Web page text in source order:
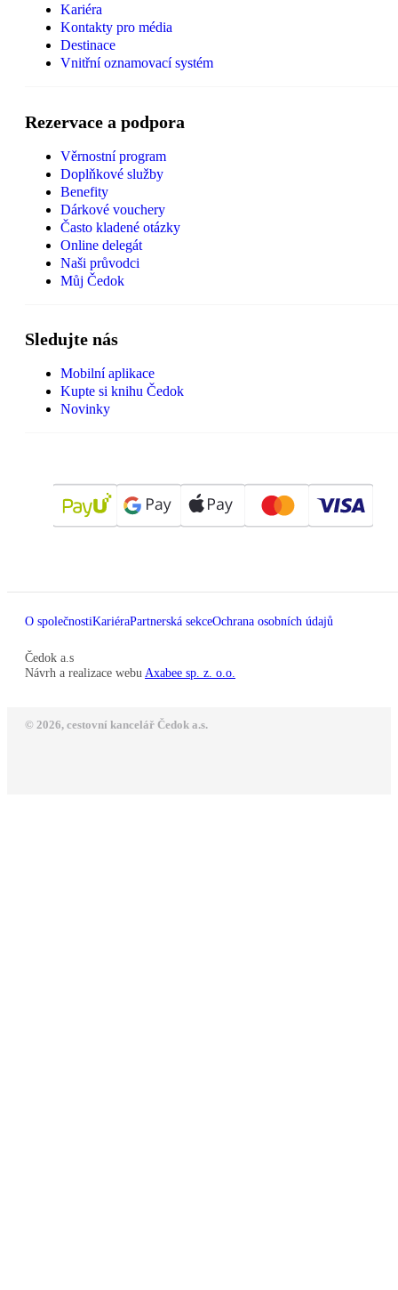
Kariéra
Kontakty pro média
Destinace
Vnitřní oznamovací systém
Rezervace a podpora
Věrnostní program
Doplňkové služby
Benefity
Dárkové vouchery
Často kladené otázky
Online delegát
Naši průvodci
Můj Čedok
Sledujte nás
Mobilní aplikace
Kupte si knihu Čedok
Novinky
O společnostiKariéraPartnerská sekceOchrana osobních údajů
Čedok a.s
Návrh a realizace webu Axabee sp. z. o.o.
© 2026, cestovní kancelář Čedok a.s.